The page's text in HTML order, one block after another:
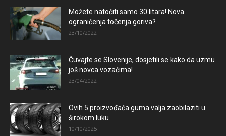
Možete natočiti samo 30 litara! Nova
ograničenja točenja goriva?
23/10/2022
Čuvajte se Slovenije, dosjetili se kako da uzmu
još novca vozačima!
23/04/2022
Ovih 5 proizvođača guma valja zaobilaziti u
širokom luku
10/10/2025